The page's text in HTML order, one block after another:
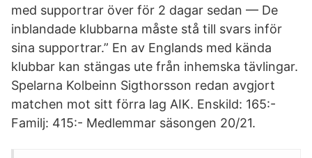
med supportrar över för 2 dagar sedan — De
inblandade klubbarna måste stå till svars inför
sina supportrar.” En av Englands med kända
klubbar kan stängas ute från inhemska tävlingar.
Spelarna Kolbeinn Sigthorsson redan avgjort
matchen mot sitt förra lag AIK. Enskild: 165:-
Familj: 415:- Medlemmar säsongen 20/21.